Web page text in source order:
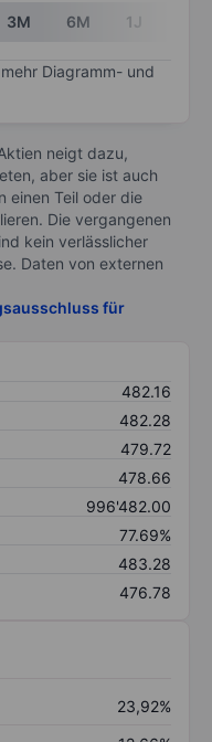
3M 6M 1J
Diagramm- und
neigt dazu,
aber sie ist auch
einen Teil oder die
Die vergangenen
kein verlässlicher
Daten von externen
für
482.16
482.28
479.72
478.66
996'482.00
77.69%
483.28
476.78
23,92%